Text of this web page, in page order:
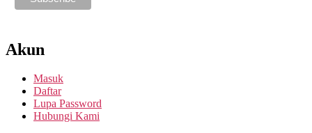
Akun
Masuk
Daftar
Lupa Password
Hubungi Kami